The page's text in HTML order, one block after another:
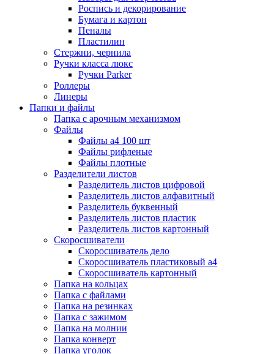
Роспись и декорирование
Бумага и картон
Пеналы
Пластилин
Стержни, чернила
Ручки класса люкс
Ручки Parker
Роллеры
Линеры
Папки и файлы
Папка с арочным механизмом
Файлы
Файлы а4 100 шт
Файлы рифленые
Файлы плотные
Разделители листов
Разделитель листов цифровой
Разделитель листов алфавитный
Разделитель буквенный
Разделитель листов пластик
Разделитель листов картонный
Скоросшиватели
Скоросшиватель дело
Скоросшиватель пластиковый а4
Скоросшиватель картонный
Папка на кольцах
Папка с файлами
Папка на резинках
Папка с зажимом
Папка на молнии
Папка конверт
Папка уголок